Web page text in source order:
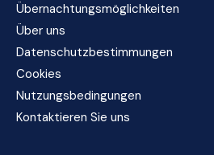
Übernachtungsmöglichkeiten
Über uns
Datenschutzbestimmungen
Cookies
Nutzungsbedingungen
Kontaktieren Sie uns